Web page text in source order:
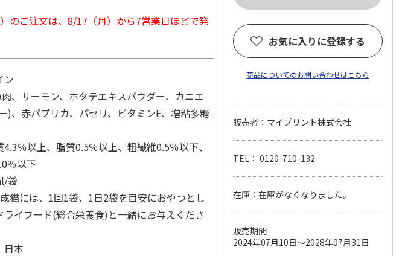
のご注文は、8/17（月）から7営業日ほどで発
ン
肉、サーモン、ホタテエキスパウダー、カニエ
)、赤パプリカ、パセリ、ビタミンE、増粘多糖
4.3％以上、脂質0.5％以上、粗繊維0.5％以下、
％以下
袋
猫には、1回1袋、1日2袋を目安におやつとし
イフード(総合栄養食)と一緒にお与えくださ
日本
お気に入りに登録する
商品についてのお問い合わせはこちら
販売者：マイプリント株式会社
TEL： 0120-710-132
在庫：在庫がなくなりました。
販売期間
2024年07月10日～2028年07月31日